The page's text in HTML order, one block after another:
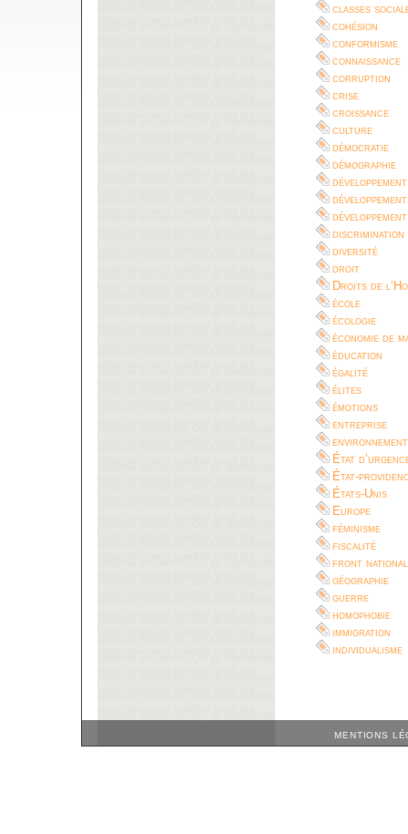
classes
cohésion
conformisme
connaissance
corruption
crise
croissance
culture
démocratie
démographie
développement
discrimination
diversité
droit
Droits de
école
écologie
économie de
éducation
égalité
élites
émotions
entreprise
environnement
État
État-
États-Unis
Europe
féminisme
fiscalité
front national
géographie
guerre
homophobie
immigration
individualisme
MENTIONS